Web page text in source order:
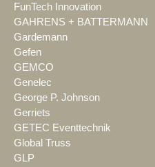
FunTech Innovation
GAHRENS + BATTERMANN
Gardemann
Gefen
GEMCO
Genelec
George P. Johnson
Gerriets
GETEC Eventtechnik
Global Truss
GLP